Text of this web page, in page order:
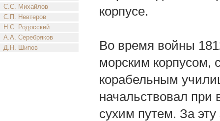
С.С. Михайлов
С.П. Невтеров
Н.С. Родосский
А.А. Серебряков
Д.Н. Шипов
корпусе.
Во время войны
морским корпусом,
корабельным
начальствовал при
сухим путем. За